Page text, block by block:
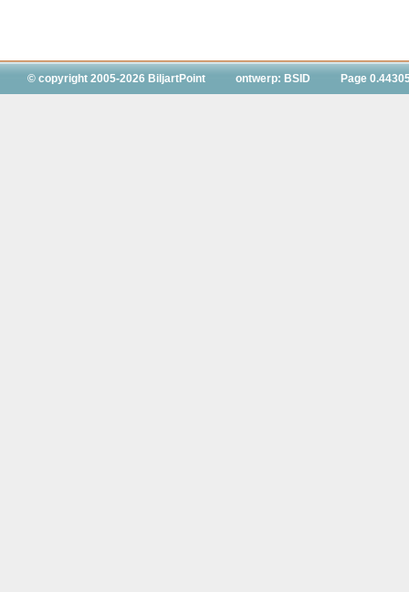
© copyright 2005-2026 BiljartPoint ontwerp: BSID Page